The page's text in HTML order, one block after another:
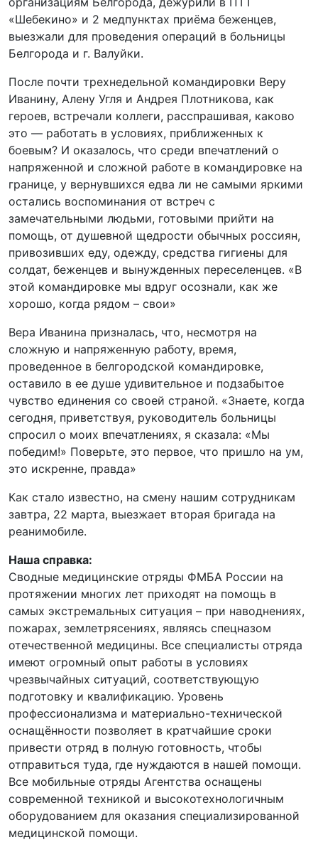
«Шебекино» и 2 медпунктах приёма беженцев,
выезжали для проведения операций в больницы
Белгорода и г. Валуйки.
После почти трехнедельной командировки Веру
Иванину, Алену Угля и Андрея Плотникова, как
героев, встречали коллеги, расспрашивая, каково
это — работать в условиях, приближенных к
боевым? И оказалось, что среди впечатлений о
напряженной и сложной работе в командировке на
границе, у вернувшихся едва ли не самыми яркими
остались воспоминания от встреч с
замечательными людьми, готовыми прийти на
помощь, от душевной щедрости обычных россиян,
привозивших еду, одежду, средства гигиены для
солдат, беженцев и вынужденных переселенцев. «В
этой командировке мы вдруг осознали, как же
хорошо, когда рядом – свои»
Вера Иванина призналась, что, несмотря на
сложную и напряженную работу, время,
проведенное в белгородской командировке,
оставило в ее душе удивительное и подзабытое
чувство единения со своей страной. «Знаете, когда
сегодня, приветствуя, руководитель больницы
спросил о моих впечатлениях, я сказала: «Мы
победим!» Поверьте, это первое, что пришло на ум,
это искренне, правда»
Как стало известно, на смену нашим сотрудникам
завтра, 22 марта, выезжает вторая бригада на
реанимобиле.
Наша справка:
Сводные медицинские отряды ФМБА России на
протяжении многих лет приходят на помощь в
самых экстремальных ситуация – при наводнениях,
пожарах, землетрясениях, являясь спецназом
отечественной медицины. Все специалисты отряда
имеют огромный опыт работы в условиях
чрезвычайных ситуаций, соответствующую
подготовку и квалификацию. Уровень
профессионализма и материально-технической
оснащённости позволяет в кратчайшие сроки
привести отряд в полную готовность, чтобы
отправиться туда, где нуждаются в нашей помощи.
Все мобильные отряды Агентства оснащены
современной техникой и высокотехнологичным
оборудованием для оказания специализированной
медицинской помощи.